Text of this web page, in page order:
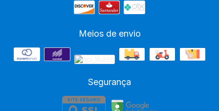
Meios de envio
Segurança